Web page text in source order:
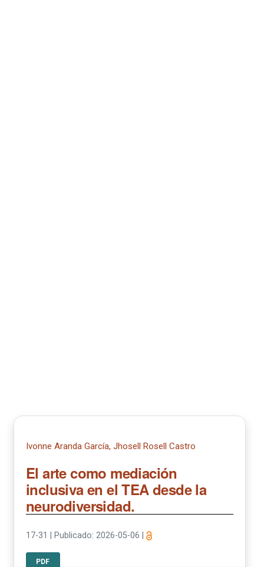
Ivonne Aranda García, Jhosell Rosell Castro
El arte como mediación
inclusiva en el TEA desde la
neurodiversidad.
17-31 Publicado: 2026-05-06
PDF